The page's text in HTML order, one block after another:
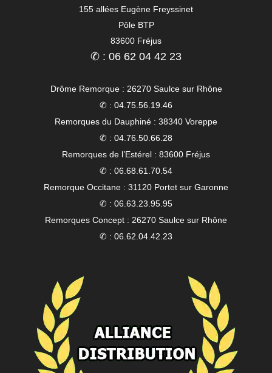
155 allées Eugène Freyssinet
Pôle BTP
83600 Fréjus
✆ : 06 62 04 42 23
Drôme Remorque : 26270 Saulce sur Rhône
✆ : 04.75.56.19.46
Remorques du Dauphiné : 38340 Voreppe
✆ : 04.76.50.66.28
Remorques de l’Estérel : 83600 Fréjus
✆ : 06.68.61.70.54
Remorque Occitane : 31120 Portet sur Garonne
✆ : 06.63.23.95.95
Remorques Concept : 26270 Saulce sur Rhône
✆ : 06.62.04.42.23